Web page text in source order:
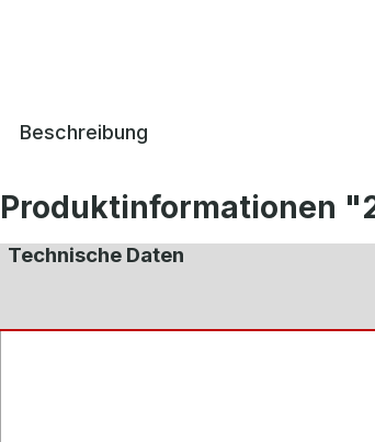
Beschreibung
Produktinformationen
Technische Daten